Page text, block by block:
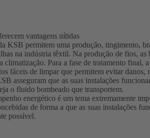
vantagens nítidas
KSB permitem uma produção, tingimento,
na indústria têxtil. Na produção de fios, as
climatização. Para a fase de tratamento final,
fáceis de limpar que permitem evitar danos,
asseguram que as suas instalações
o fluido bombeado que transportem.
energético é um tema extremamente
de forma a que as suas instalações
possível.